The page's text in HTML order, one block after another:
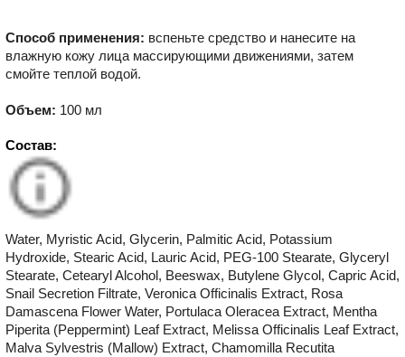
Способ применения: вспеньте средство и нанесите на
влажную кожу лица массирующими движениями, затем
смойте теплой водой.
Объем: 100 мл
Состав:
Water, Myristic Acid, Glycerin, Palmitic Acid, Potassium
Hydroxide, Stearic Acid, Lauric Acid, PEG-100 Stearate, Glyceryl
Stearate, Cetearyl Alcohol, Beeswax, Butylene Glycol, Capric Acid,
Snail Secretion Filtrate, Veronica Officinalis Extract, Rosa
Damascena Flower Water, Portulaca Oleracea Extract, Mentha
Piperita (Peppermint) Leaf Extract, Melissa Officinalis Leaf Extract,
Malva Sylvestris (Mallow) Extract, Chamomilla Recutita